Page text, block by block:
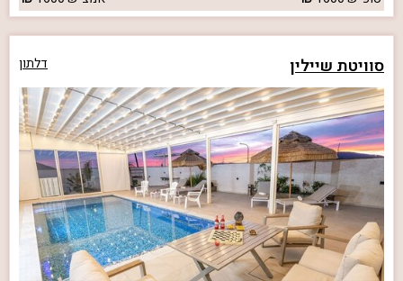
סוויטת שיילין דלתון